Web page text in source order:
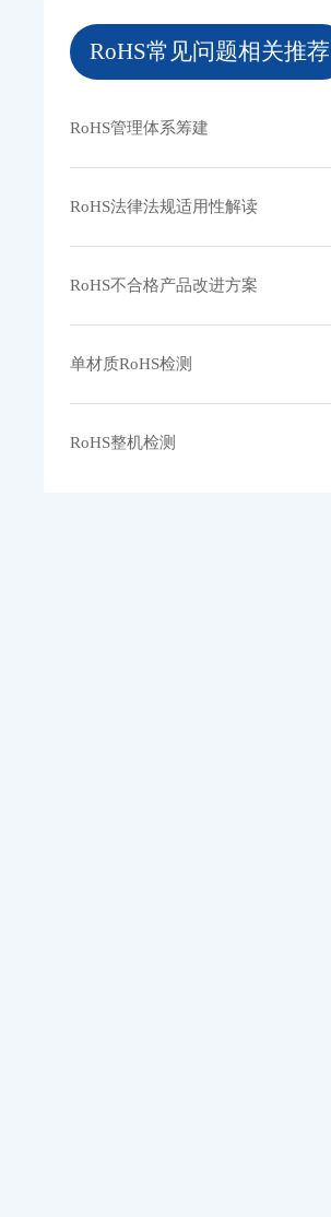
RoHS常见问题相关推荐
RoHS管理体系筹建
RoHS法律法规适用性解读
RoHS不合格产品改进方案
单材质RoHS检测
RoHS整机检测